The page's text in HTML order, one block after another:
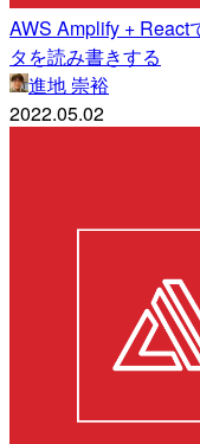
AWS Amplify + React
タを読み書きする
進地 崇裕
2022.05.02